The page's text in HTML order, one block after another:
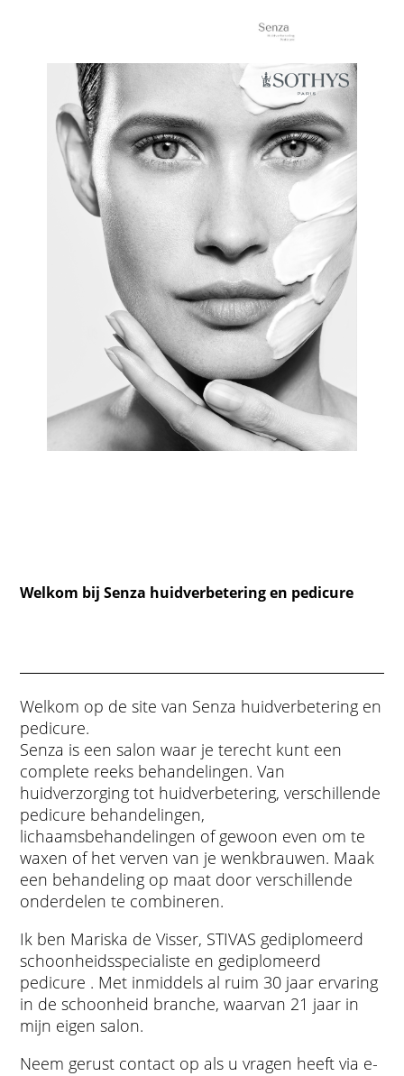
Welkom bij Senza huidverbetering en pedicure
Welkom op de site van Senza huidverbetering en
pedicure.
Senza is een salon waar je terecht kunt een
complete reeks behandelingen. Van
huidverzorging tot huidverbetering, verschillende
pedicure behandelingen,
lichaamsbehandelingen of gewoon even om te
waxen of het verven van je wenkbrauwen. Maak
een behandeling op maat door verschillende
onderdelen te combineren.
Ik ben Mariska de Visser, STIVAS gediplomeerd
schoonheidsspecialiste en gediplomeerd
pedicure . Met inmiddels al ruim 30 jaar ervaring
in de schoonheid branche, waarvan 21 jaar in
mijn eigen salon.
Neem gerust contact op als u vragen heeft via e-